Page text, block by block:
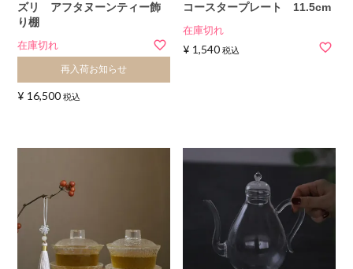
ズリ アフタヌーンティー飾
り棚
在庫切れ
再入荷お知らせ
¥ 16,500 税込
コースタープレート 11.5cm
在庫切れ
¥ 1,540 税込